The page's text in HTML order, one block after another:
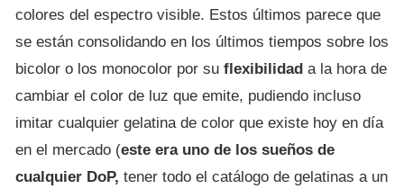
colores del espectro visible. Estos últimos parece que
se están consolidando en los últimos tiempos sobre los
bicolor o los monocolor por su flexibilidad a la hora de
cambiar el color de luz que emite, pudiendo incluso
imitar cualquier gelatina de color que existe hoy en día
en el mercado (este era uno de los sueños de
cualquier DoP, tener todo el catálogo de gelatinas a un